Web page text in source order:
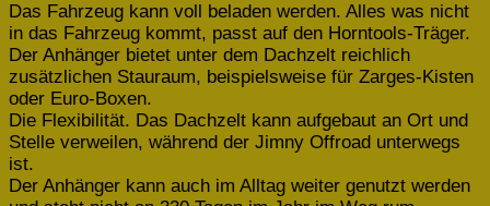
Das Fahrzeug kann voll beladen werden. Alles was nicht
in das Fahrzeug kommt, passt auf den Horntools-Träger.
Der Anhänger bietet unter dem Dachzelt reichlich
zusätzlichen Stauraum, beispielsweise für Zarges-Kisten
oder Euro-Boxen.
Die Flexibilität. Das Dachzelt kann aufgebaut an Ort und
Stelle verweilen, während der Jimny Offroad unterwegs
ist.
Der Anhänger kann auch im Alltag weiter genutzt werden